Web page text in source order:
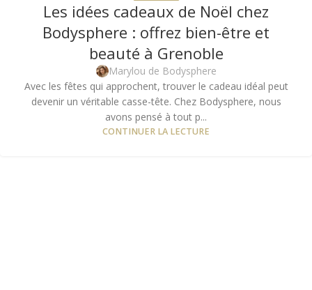
Les idées cadeaux de Noël chez
Bodysphere : offrez bien-être et
beauté à Grenoble
Marylou de Bodysphere
Avec les fêtes qui approchent, trouver le cadeau idéal peut
devenir un véritable casse-tête. Chez Bodysphere, nous
avons pensé à tout p...
CONTINUER LA LECTURE